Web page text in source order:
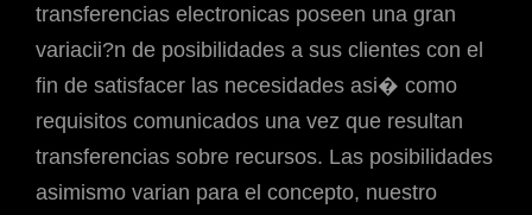
transferencias electronicas poseen una gran
variacii?n de posibilidades a sus clientes con el
fin de satisfacer las necesidades asi� como
requisitos comunicados una vez que resultan
transferencias sobre recursos. Las posibilidades
asimismo varian para el concepto, nuestro